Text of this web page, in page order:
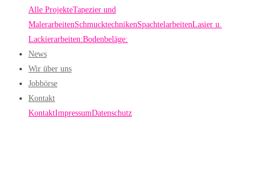
Alle ProjekteTapezier und
MalerarbeitenSchmucktechnikenSpachtelarbeitenLasier u.
Lackierarbeiten:Bodenbeläge:
News
Wir über uns
Jobbörse
Kontakt
KontaktImpressumDatenschutz